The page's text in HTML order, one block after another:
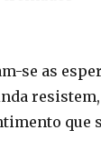
se as
que